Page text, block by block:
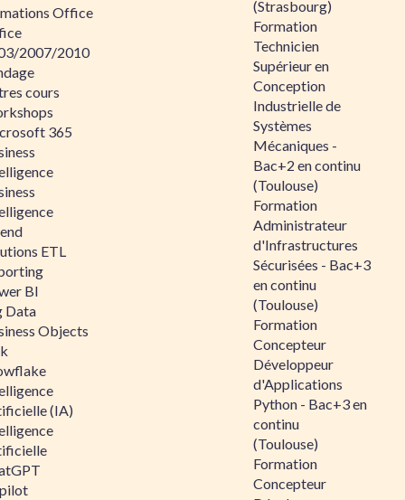
Office
2007/2010
cours
365
ETL
BI
Data
Objects
(IA)
(Strasbourg)
Formation
Technicien
Supérieur en
Conception
Industrielle de
Systèmes
Mécaniques -
Bac+2 en continu
(Toulouse)
Formation
Administrateur
d'Infrastructures
Sécurisées - Bac+3
en continu
(Toulouse)
Formation
Concepteur
Développeur
d'Applications
Python - Bac+3 en
continu
(Toulouse)
Formation
Concepteur